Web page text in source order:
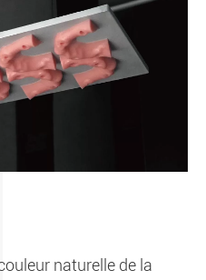
naturelle de la